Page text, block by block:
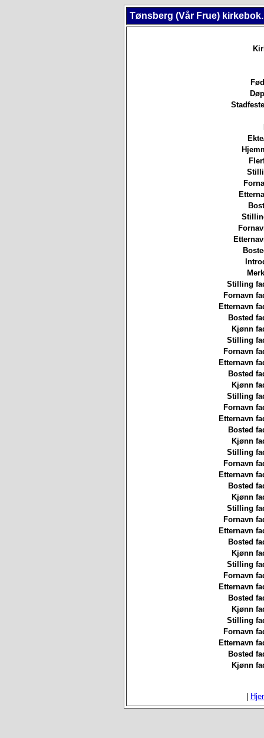
Tønsberg (Vår Frue)
Stilling
Fornavn
Etternavn
Bosted
Kjønn
Stilling
Fornavn
Etternavn
Bosted
Kjønn
Stilling
Fornavn
Etternavn
Bosted
Kjønn
Stilling
Fornavn
Etternavn
Bosted
Kjønn
Stilling
Fornavn
Etternavn
Bosted
Kjønn
Stilling
Fornavn
Etternavn
Bosted
Kjønn
Stilling
Fornavn
Etternavn
Bosted
Kjønn